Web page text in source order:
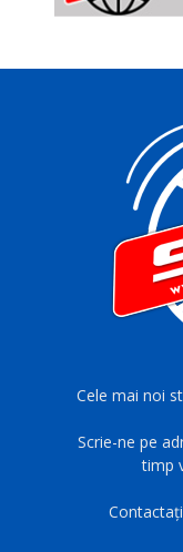
Cele mai noi
Scrie-ne pe
timp